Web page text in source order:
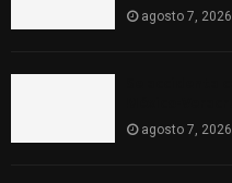
agosto 7, 2026
agosto 7, 2026